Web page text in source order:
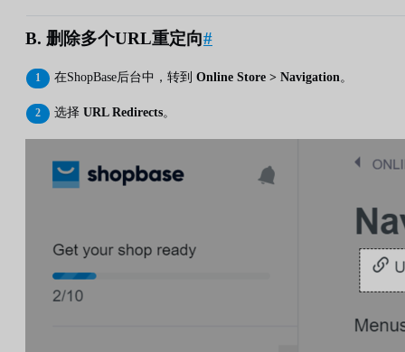
B. 删除多个URL重定向#
在ShopBase后台中，转到 Online Store > Navigation 。
选择 URL Redirects。